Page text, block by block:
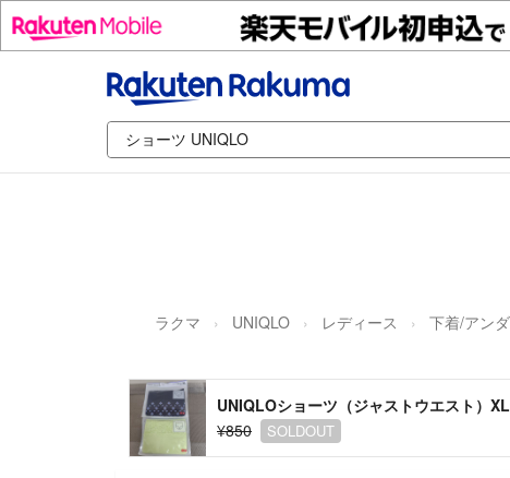
ラクマ UNIQLO レディース 下着/アン
UNIQLOショーツ（ジャストウエスト）
¥850
SOLDOUT